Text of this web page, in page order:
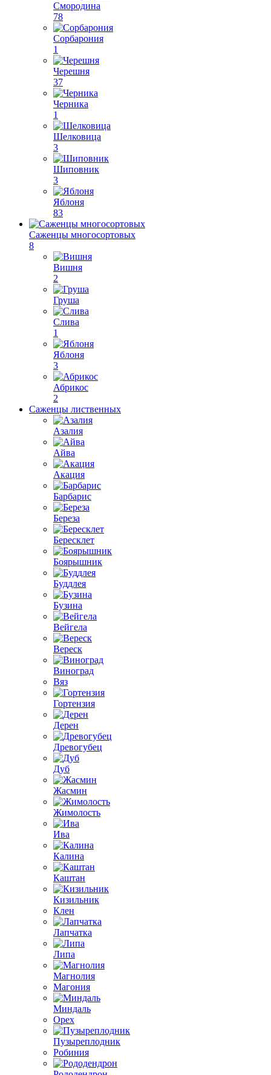
Смородина
78
Сорбарония
1
Черешня
37
Черника
1
Шелковица
3
Шиповник
3
Яблоня
83
Саженцы многосортовых
8
Вишня
2
Груша
Слива
1
Яблоня
3
Абрикос
2
Саженцы лиственных
Азалия
Айва
Акация
Барбарис
Береза
Бересклет
Боярышник
Буддлея
Бузина
Вейгела
Вереск
Виноград
Вяз
Гортензия
Дерен
Древогубец
Дуб
Жасмин
Жимолость
Ива
Калина
Каштан
Кизильник
Клен
Лапчатка
Липа
Магнолия
Магония
Миндаль
Орех
Пузыреплодник
Робиния